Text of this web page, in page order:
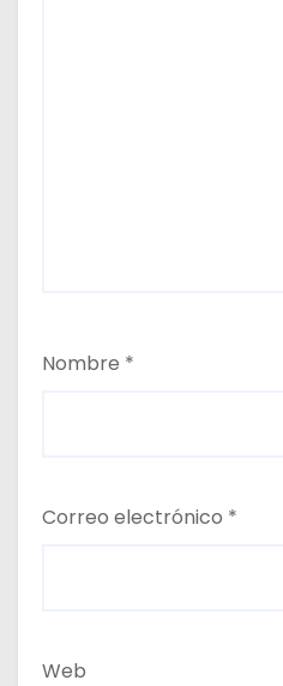
Nombre *
Correo electrónico *
Web